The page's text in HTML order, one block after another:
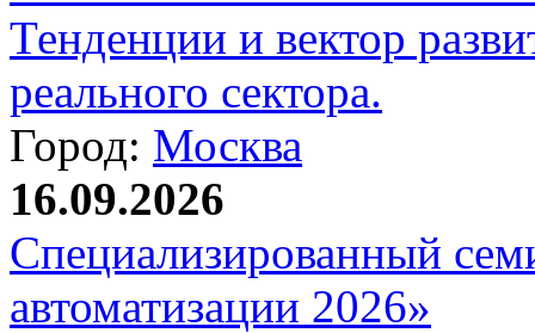
Тенденции и вектор
реального сектора.
Город: Москва
16.09.2026
Специализированный
автоматизации 2026»